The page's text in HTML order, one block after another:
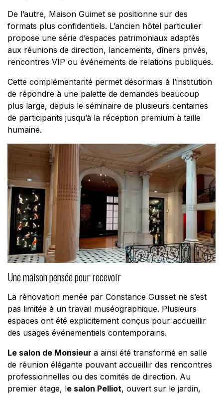
De l’autre, Maison Guimet se positionne sur des
formats plus confidentiels. L’ancien hôtel particulier
propose une série d’espaces patrimoniaux adaptés
aux réunions de direction, lancements, dîners privés,
rencontres VIP ou événements de relations publiques.
Cette complémentarité permet désormais à l’institution
de répondre à une palette de demandes beaucoup
plus large, depuis le séminaire de plusieurs centaines
de participants jusqu’à la réception premium à taille
humaine.
Une maison pensée pour recevoir
La rénovation menée par Constance Guisset ne s’est
pas limitée à un travail muséographique. Plusieurs
espaces ont été explicitement conçus pour accueillir
des usages événementiels contemporains.
Le salon de Monsieur a ainsi été transformé en salle
de réunion élégante pouvant accueillir des rencontres
professionnelles ou des comités de direction. Au
premier étage, le salon Pelliot, ouvert sur le jardin,